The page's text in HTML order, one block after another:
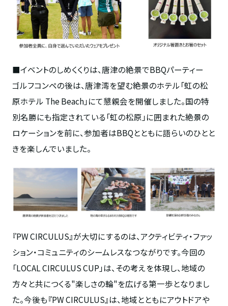
■イベントのしめくくりは、唐津の絶景でBBQパーティー
ゴルフコンペの後は、唐津湾を望む絶景のホテル「虹の松
原ホテル The Beach」にて懇親会を開催しました。国の特
別名勝にも指定されている「虹の松原」に囲まれた絶景の
ロケーションを前に、参加者はBBQとともに語らいのひとと
きを楽しんでいました。
『PW CIRCULUS』が大切にするのは、アクティビティ・ファッ
ション・コミュニティのシームレスなつながりです。今回の
「LOCAL CIRCULUS CUP」は、その考えを体現し、地域の
方々と共につくる"楽しさの輪"を広げる第一歩となりまし
た。今後も『PW CIRCULUS』は、地域とともにアウトドアや